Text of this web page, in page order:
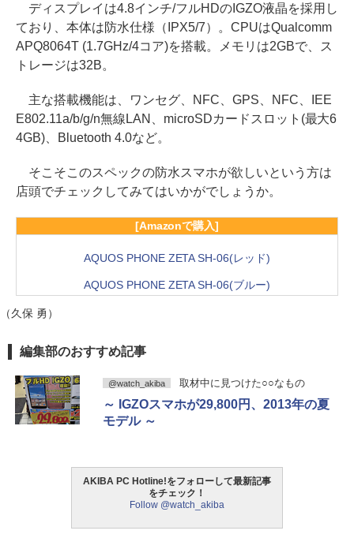
ディスプレイは4.8インチ/フルHDのIGZO液晶を採用し
ており、本体は防水仕様（IPX5/7）。CPUはQualcomm
APQ8064T (1.7GHz/4コア)を搭載。メモリは2GBで、ス
トレージは32B。
主な搭載機能は、ワンセグ、NFC、GPS、NFC、IEE
E802.11a/b/g/n無線LAN、microSDカードスロット(最大6
4GB)、Bluetooth 4.0など。
そこそこのスペックの防水スマホが欲しいという方は
店頭でチェックしてみてはいかがでしょうか。
[Amazonで購入]
AQUOS PHONE ZETA SH-06(レッド)
AQUOS PHONE ZETA SH-06(ブルー)
（久保 勇）
編集部のおすすめ記事
@watch_akiba 取材中に見つけた○○なもの
～ IGZOスマホが29,800円、2013年の夏
モデル ～
AKIBA PC Hotline!をフォローして最新記事
をチェック！
Follow @watch_akiba